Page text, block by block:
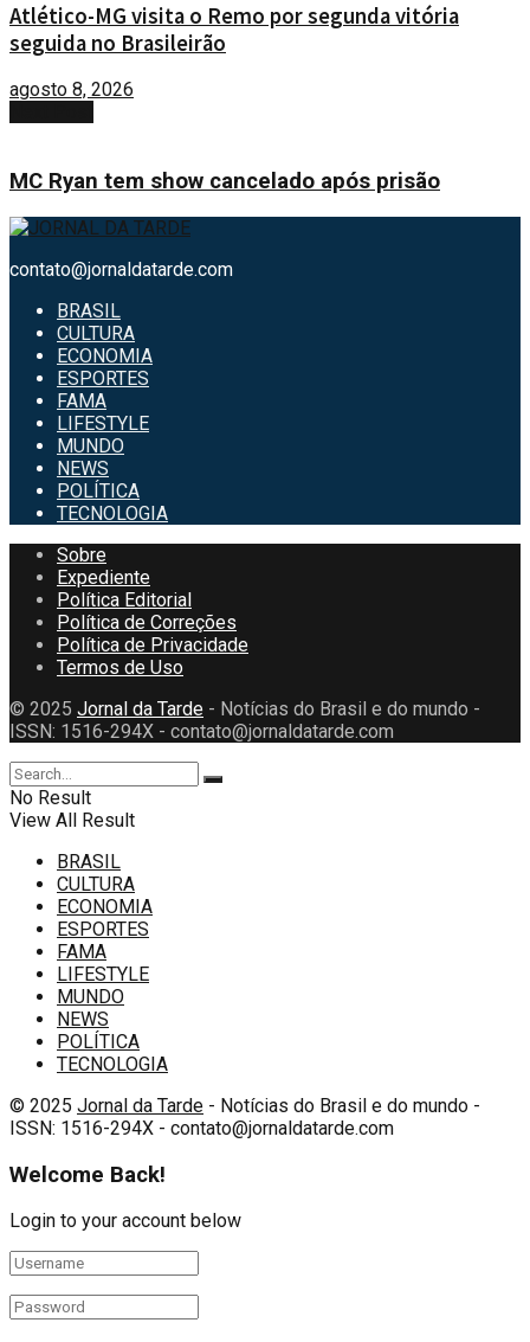
Atlético-MG visita o Remo por segunda vitória
seguida no Brasileirão
agosto 8, 2026
MC Ryan tem show cancelado após prisão
contato@jornaldatarde.com
BRASIL
CULTURA
ECONOMIA
ESPORTES
FAMA
LIFESTYLE
MUNDO
NEWS
POLÍTICA
TECNOLOGIA
Sobre
Expediente
Política Editorial
Política de Correções
Política de Privacidade
Termos de Uso
© 2025 Jornal da Tarde - Notícias do Brasil e do mundo -
ISSN: 1516-294X - contato@jornaldatarde.com
No Result
View All Result
BRASIL
CULTURA
ECONOMIA
ESPORTES
FAMA
LIFESTYLE
MUNDO
NEWS
POLÍTICA
TECNOLOGIA
© 2025 Jornal da Tarde - Notícias do Brasil e do mundo -
ISSN: 1516-294X - contato@jornaldatarde.com
Welcome Back!
Login to your account below